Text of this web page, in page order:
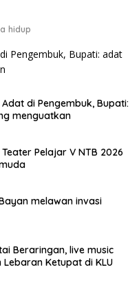
hidup
di Pengembuk, Bupati:
menguatkan
Pelajar V NTB 2026
melawan invasi
Beraringan, live music
Ketupat di KLU